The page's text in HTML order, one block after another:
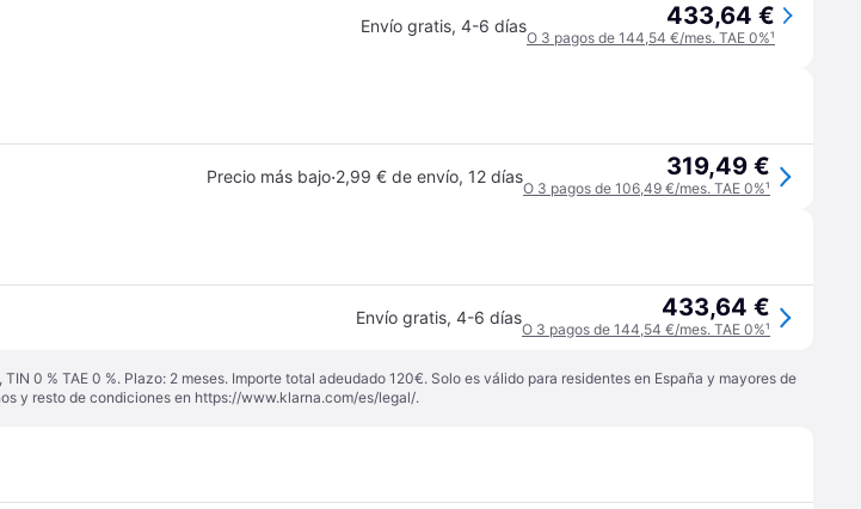
Envío gratis, 4-6 días 433,64 €
O 3 pagos de 144,54 €/mes. TAE 0%¹
Precio más bajo·2,99 € de envío, 12 días 319,49 €
O 3 pagos de 106,49 €/mes. TAE 0%¹
Envío gratis, 4-6 días 433,64 €
O 3 pagos de 144,54 €/mes. TAE 0%¹
0 % TAE 0 %. Plazo: 2 meses. Importe total adeudado 120€. Solo es válido para residentes en España y mayores de
y resto de condiciones en https://www.klarna.com/es/legal/.